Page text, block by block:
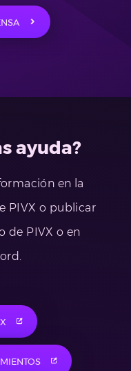
ayuda?
en la
PIVX o publicar
de PIVX o en